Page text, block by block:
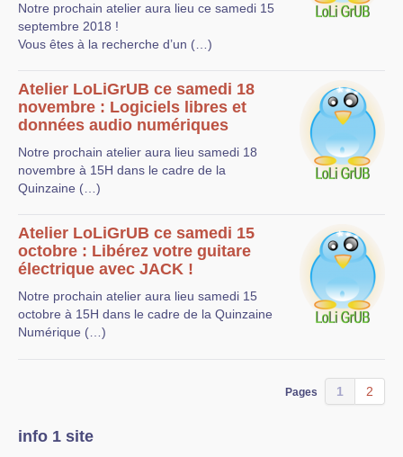
Notre prochain atelier aura lieu ce samedi 15
septembre 2018 !
Vous êtes à la recherche d’un (…)
Atelier LoLiGrUB ce samedi 18
novembre : Logiciels libres et
données audio numériques
Notre prochain atelier aura lieu samedi 18
novembre à 15H dans le cadre de la
Quinzaine (…)
Atelier LoLiGrUB ce samedi 15
octobre : Libérez votre guitare
électrique avec JACK !
Notre prochain atelier aura lieu samedi 15
octobre à 15H dans le cadre de la Quinzaine
Numérique (…)
Pages 1 2
info 1 site